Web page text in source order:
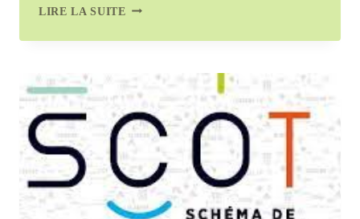
LIRE LA SUITE A
VALIDÉ,
VILLE
DE
SAINT
TROPEZ
CONTESTE
SCOT
DEVANT
LES